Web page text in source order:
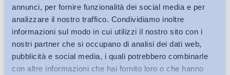
annunci, per fornire funzionalità dei social media e per
analizzare il nostro traffico. Condividiamo inoltre
informazioni sul modo in cui utilizzi il nostro sito con i
nostri partner che si occupano di analisi dei dati web,
pubblicità e social media, i quali potrebbero combinarle
con altre informazioni che hai fornito loro o che hanno
professionali fermi agli anni settanta.
Scrivere tutto questo il giorno dell’inizio della
discussione in aula vuole essere un contributo al